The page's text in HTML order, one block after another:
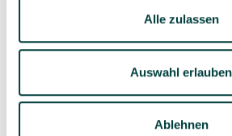
Alle zulassen
Auswahl erlauben
Ablehnen